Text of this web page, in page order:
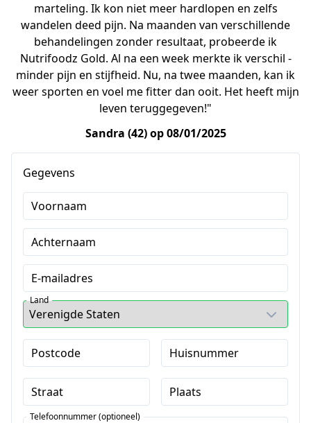
marteling. Ik kon niet meer hardlopen en zelfs
wandelen deed pijn. Na maanden van verschillende
behandelingen zonder resultaat, probeerde ik
Nutrifoodz Gold. Al na een week merkte ik verschil -
minder pijn en stijfheid. Nu, na twee maanden, kan ik
weer sporten en voel me fitter dan ooit. Het heeft mijn
leven teruggegeven!"
Sandra (42) op 08/01/2025
Gegevens
Voornaam
Achternaam
E-mailadres
Land
Postcode Huisnummer
Straat Plaats
Telefoonnummer (optioneel)